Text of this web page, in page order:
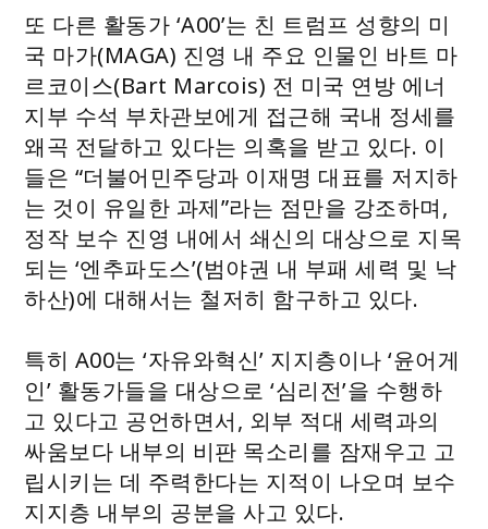
또 다른 활동가 ‘A00’는 친 트럼프 성향의 미
국 마가(MAGA) 진영 내 주요 인물인 바트 마
르코이스(Bart Marcois) 전 미국 연방 에너
지부 수석 부차관보에게 접근해 국내 정세를
왜곡 전달하고 있다는 의혹을 받고 있다. 이
들은 “더불어민주당과 이재명 대표를 저지하
는 것이 유일한 과제”라는 점만을 강조하며,
정작 보수 진영 내에서 쇄신의 대상으로 지목
되는 ‘엔추파도스’(범야권 내 부패 세력 및 낙
하산)에 대해서는 철저히 함구하고 있다.
특히 A00는 ‘자유와혁신’ 지지층이나 ‘윤어게
인’ 활동가들을 대상으로 ‘심리전’을 수행하
고 있다고 공언하면서, 외부 적대 세력과의
싸움보다 내부의 비판 목소리를 잠재우고 고
립시키는 데 주력한다는 지적이 나오며 보수
지지층 내부의 공분을 사고 있다.